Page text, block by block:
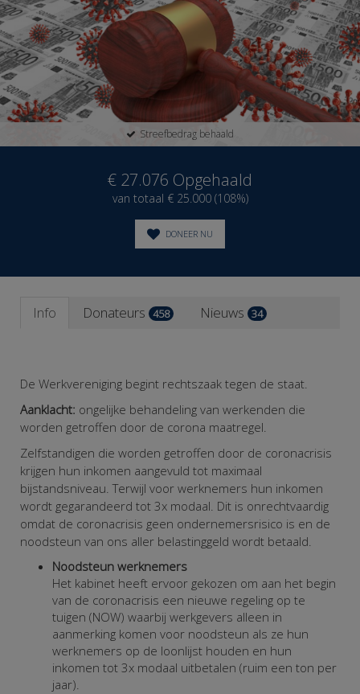
Streefbedrag behaald
€ 27.076 Opgehaald
van totaal € 25.000 (108%)
DONEER NU
Info Donateurs 458 Nieuws 34
De Werkvereniging begint rechtszaak tegen de staat.
Aanklacht: ongelijke behandeling van werkenden die
worden getroffen door de corona maatregel.
Zelfstandigen die worden getroffen door de coronacrisis
krijgen hun inkomen aangevuld tot maximaal
bijstandsniveau. Terwijl voor werknemers hun inkomen
wordt gegarandeerd tot 3x modaal. Dit is onrechtvaardig
omdat de coronacrisis geen ondernemersrisico is en de
noodsteun van ons aller belastinggeld wordt betaald.
Noodsteun werknemers
Het kabinet heeft ervoor gekozen om aan het begin
van de coronacrisis een nieuwe regeling op te
tuigen (NOW) waarbij werkgevers alleen in
aanmerking komen voor noodsteun als ze hun
werknemers op de loonlijst houden en hun
inkomen tot 3x modaal uitbetalen (ruim een ton per
jaar).